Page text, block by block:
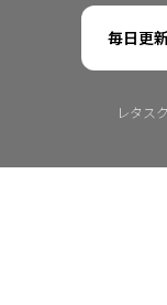
毎日更
レタス